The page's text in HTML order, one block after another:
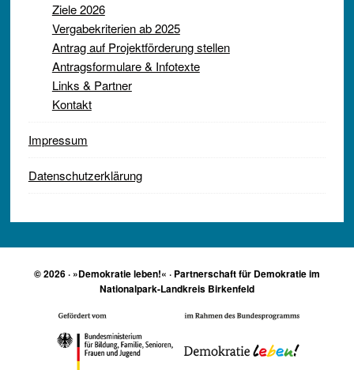
Ziele 2026
Vergabekriterien ab 2025
Antrag auf Projektförderung stellen
Antragsformulare & Infotexte
Links & Partner
Kontakt
Impressum
Datenschutzerklärung
© 2026 · »Demokratie leben!« · Partnerschaft für Demokratie im
Nationalpark-Landkreis Birkenfeld